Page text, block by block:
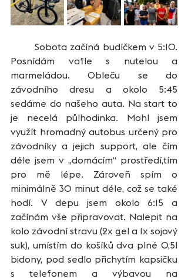
	Sobota začíná budíčkem v 5:10.
Posnídám vafle s nutelou a
marmeládou. Obleču se do
závodního dresu a okolo 5:45
sedáme do našeho auta. Na start to
je necelá půlhodinka. Mohl jsem
využít hromadný autobus určený pro
závodníky a jejich support, ale čím
déle jsem v „domácím“ prostředí,tím
pro mě lépe. Zároveň spím o
minimálně 30 minut déle, což se také
hodí. V depu jsem okolo 6:15 a
začínám vše připravovat. Nalepit na
kolo závodní stravu (2x gel a 1x sojový
suk), umístím do košíků dva plné 0,5l
bidony, pod sedlo přichytím kapsičku
s telefonem a výbavou na